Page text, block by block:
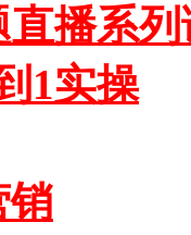
直播系列
1实操
销